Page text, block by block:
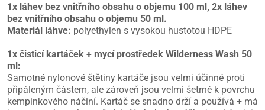
1x láhev bez vnitřního obsahu o objemu 100 ml, 2x láhev
bez vnitřního obsahu o objemu 50 ml.
Materiál láhve: polyethylen s vysokou hustotou HDPE
1x čisticí kartáček + mycí prostředek Wilderness Wash 50
ml:
Samotné nylonové štětiny kartáče jsou velmi účinné proti
připáleným částem, ale zároveň jsou velmi šetrné k povrchu
kempinkového náčiní. Kartáč se snadno drží a používá + má